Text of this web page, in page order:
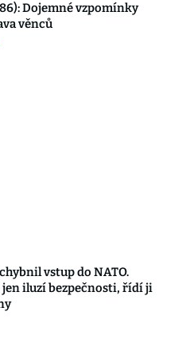
Dojemné vzpomínky
věnců
vstup do NATO.
jen iluzí bezpečnosti, řídí ji